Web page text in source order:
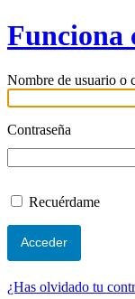
Funciona
Nombre de usuario o
Contraseña
Recuérdame
¿Has olvidado tu